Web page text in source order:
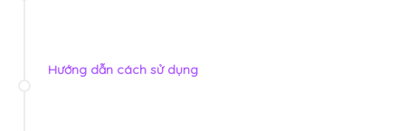
Hướng dẫn cách sử dụng